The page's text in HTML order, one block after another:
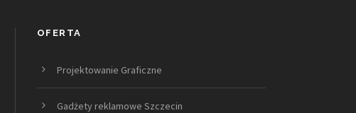
OFERTA
Projektowanie Graficzne
Gadżety reklamowe Szczecin